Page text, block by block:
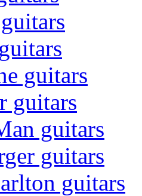
guitars
guitars
guitars
guitars
guitars